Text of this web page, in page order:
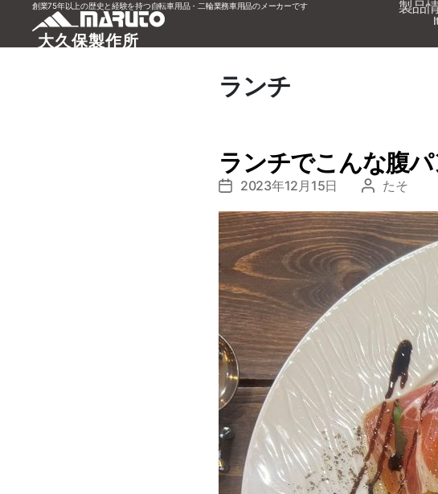
創業75年以上の歴史と経験を持つ自転車用品・二輪業務車用品のメーカーです
大久保製作所
製品
ランチ
ランチでこんな腹
投
日
2023年12月15日
投
者
たそ